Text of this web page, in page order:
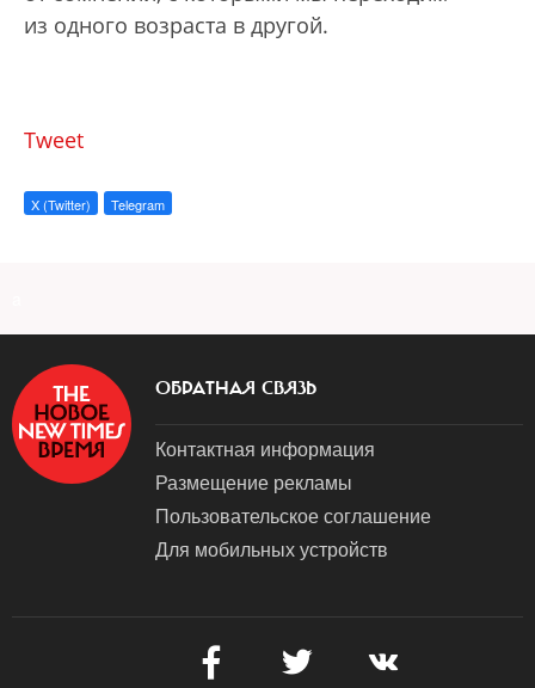
из одного возраста в другой.
Tweet
X (Twitter) Telegram
ОБРАТНАЯ СВЯЗЬ
Контактная информация
Размещение рекламы
Пользовательское соглашение
Для мобильных устройств